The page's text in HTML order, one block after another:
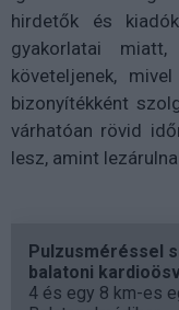
hirdetők és
gyakorlatai
követeljenek,
bizonyítékként
várhatóan rövid
lesz, amint
Pulzusméréssel
balatoni
4 és egy 8 km-es